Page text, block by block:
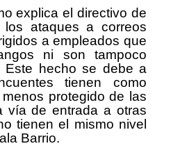
explica el directivo de
ataques a correos
a empleados que
ni son tampoco
Este hecho se debe a
tienen como
protegido de las
vía de entrada a otras
tienen el mismo nivel
Barrio.